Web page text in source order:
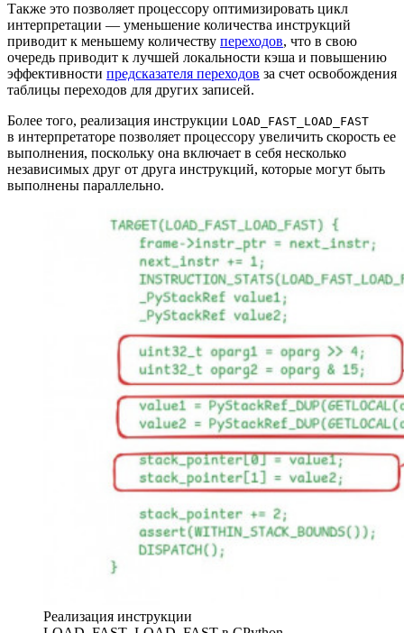
Также это позволяет процессору оптимизировать цикл
интерпретации — уменьшение количества инструкций
приводит к меньшему количеству переходов, что в свою
очередь приводит к лучшей локальности кэша и повышению
эффективности предсказателя переходов за счет освобождения
таблицы переходов для других записей.
Более того, реализация инструкции LOAD_FAST_LOAD_FAST
в интерпретаторе позволяет процессору увеличить скорость ее
выполнения, поскольку она включает в себя несколько
независимых друг от друга инструкций, которые могут быть
выполнены параллельно.
Реализация инструкции